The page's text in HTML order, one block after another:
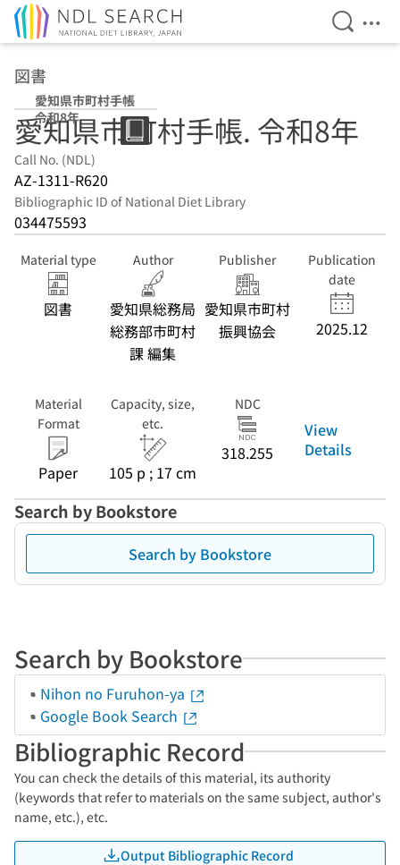
Open
図書
愛知県市町村手帳
令和8年
愛知県市町村手帳. 令和8年
Call No. (NDL)
AZ-1311-R620
Bibliographic ID of National Diet Library
034475593
Material type
図書
Author
愛知県総務局
総務部市町村
課 編集
Publisher
愛知県市町村
振興協会
Publication
date
2025.12
Material
Format
Paper
Capacity, size,
etc.
105 p ; 17 cm
NDC
318.255
View
Details
Search by Bookstore
Search by Bookstore
Search by Bookstore
Nihon no Furuhon-ya
Google Book Search
Bibliographic Record
You can check the details of this material, its authority
(keywords that refer to materials on the same subject, author's
name, etc.), etc.
Output Bibliographic Record